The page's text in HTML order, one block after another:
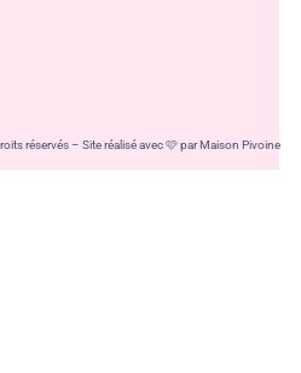
réservés – Site réalisé avec 🩷 par Maison Pivoine